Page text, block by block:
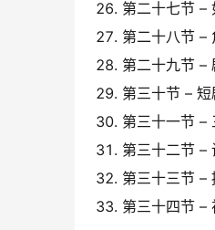
第二十七节 –
第二十八节 –
第二十九节 –
第三十节 –
第三十一节 –
第三十二节 –
第三十三节 –
第三十四节 –